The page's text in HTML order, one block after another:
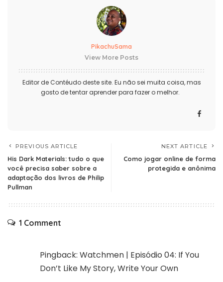
PikachuSama
View More Posts
Editor de Contéudo deste site. Eu não sei muita coisa, mas
gosto de tentar aprender para fazer o melhor.
PREVIOUS ARTICLE
His Dark Materials: tudo o que
você precisa saber sobre a
adaptação dos livros de Philip
Pullman
NEXT ARTICLE
Como jogar online de forma
protegida e anônima
1 Comment
Pingback: Watchmen | Episódio 04: If You
Don’t Like My Story, Write Your Own